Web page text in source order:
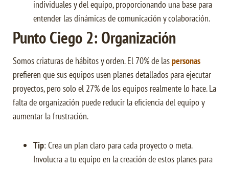
individuales y del equipo, proporcionando una base para
entender las dinámicas de comunicación y colaboración.
Punto Ciego 2: Organización
Somos criaturas de hábitos y orden. El 70% de laspersonas
prefieren que sus equipos usen planes detallados para ejecutar
proyectos, pero solo el 27% de los equipos realmente lo hace. La
falta de organización puede reducir la eficiencia del equipo y
aumentar la frustración.
Tip: Crea un plan claro para cada proyecto o meta.
Involucra a tu equipo en la creación de estos planes para